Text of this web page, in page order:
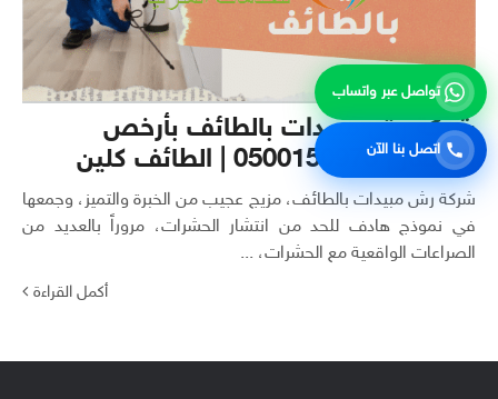
شركة رش مبيدات بالطائف بأرخص
الأسعار | 0500150973 | الطائف كلين
شركة رش مبيدات بالطائف، مزيج عجيب من الخبرة والتميز، وجمعها
في نموذج هادف للحد من انتشار الحشرات، مروراً بالعديد من
الصراعات الواقعية مع الحشرات، ...
أكمل القراءة
تواصل عبر واتساب
اتصل بنا الآن